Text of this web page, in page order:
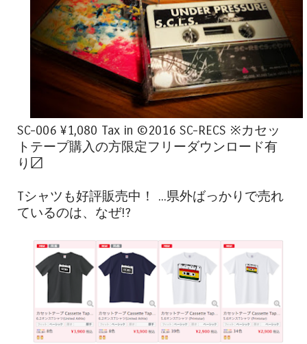
SC-006 ¥1,080 Tax in ©2016 SC-RECS ※カセッ
トテープ購入の方限定フリーダウンロード有
り〼
Tシャツも好評販売中！ ...県外ばっかりで売れ
ているのは、なぜ!?